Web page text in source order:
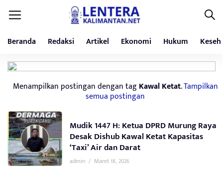
Beranda Redaksi Artikel Ekonomi Hukum
Menampilkan postingan dengan tagKawal Ketat.Tampilkan
semua postingan
Mudik 1447 H: Ketua DPRD Murung Raya
Desak Dishub Kawal Ketat Kapasitas
‘Taxi’ Air dan Darat
admin / Maret 18, 2026